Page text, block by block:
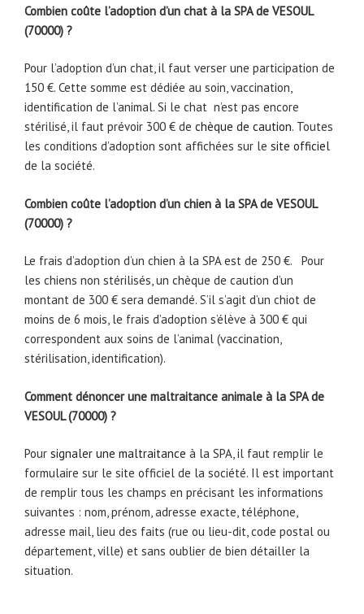
Combien coûte l’adoption d’un chat à la SPA de VESOUL
(70000) ?
Pour l’adoption d’un chat, il faut verser une participation de
150 €. Cette somme est dédiée au soin, vaccination,
identification de l’animal. Si le chat n’est pas encore
stérilisé, il faut prévoir 300 € de chèque de caution. Toutes
les conditions d’adoption sont affichées sur le site officiel
de la société.
Combien coûte l’adoption d’un chien à la SPA de VESOUL
(70000) ?
Le frais d’adoption d’un chien à la SPA est de 250 €. Pour
les chiens non stérilisés, un chèque de caution d’un
montant de 300 € sera demandé. S’il s’agit d’un chiot de
moins de 6 mois, le frais d’adoption s’élève à 300 € qui
correspondent aux soins de l’animal (vaccination,
stérilisation, identification).
Comment dénoncer une maltraitance animale à la SPA de
VESOUL (70000) ?
Pour signaler une maltraitance à la SPA, il faut remplir le
formulaire sur le site officiel de la société. Il est important
de remplir tous les champs en précisant les informations
suivantes : nom, prénom, adresse exacte, téléphone,
adresse mail, lieu des faits (rue ou lieu-dit, code postal ou
département, ville) et sans oublier de bien détailler la
situation.